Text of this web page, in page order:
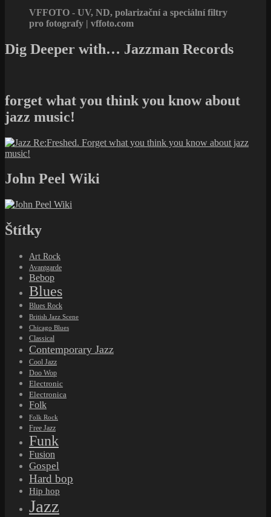
VFFOTO - UV, ND, polarizační a speciální filtry
pro fotografy | vffoto.com
Dig Deeper with… Jazzman Records
forget what you think you know about
jazz music!
John Peel Wiki
Štítky
Art Rock
Avantgarde
Bebop
Blues
Blues Rock
British Jazz Scene
Chicago Blues
Classical
Contemporary Jazz
Cool Jazz
Doo Wop
Electronic
Electronica
Folk
Folk Rock
Free Jazz
Funk
Fusion
Gospel
Hard bop
Hip hop
Jazz